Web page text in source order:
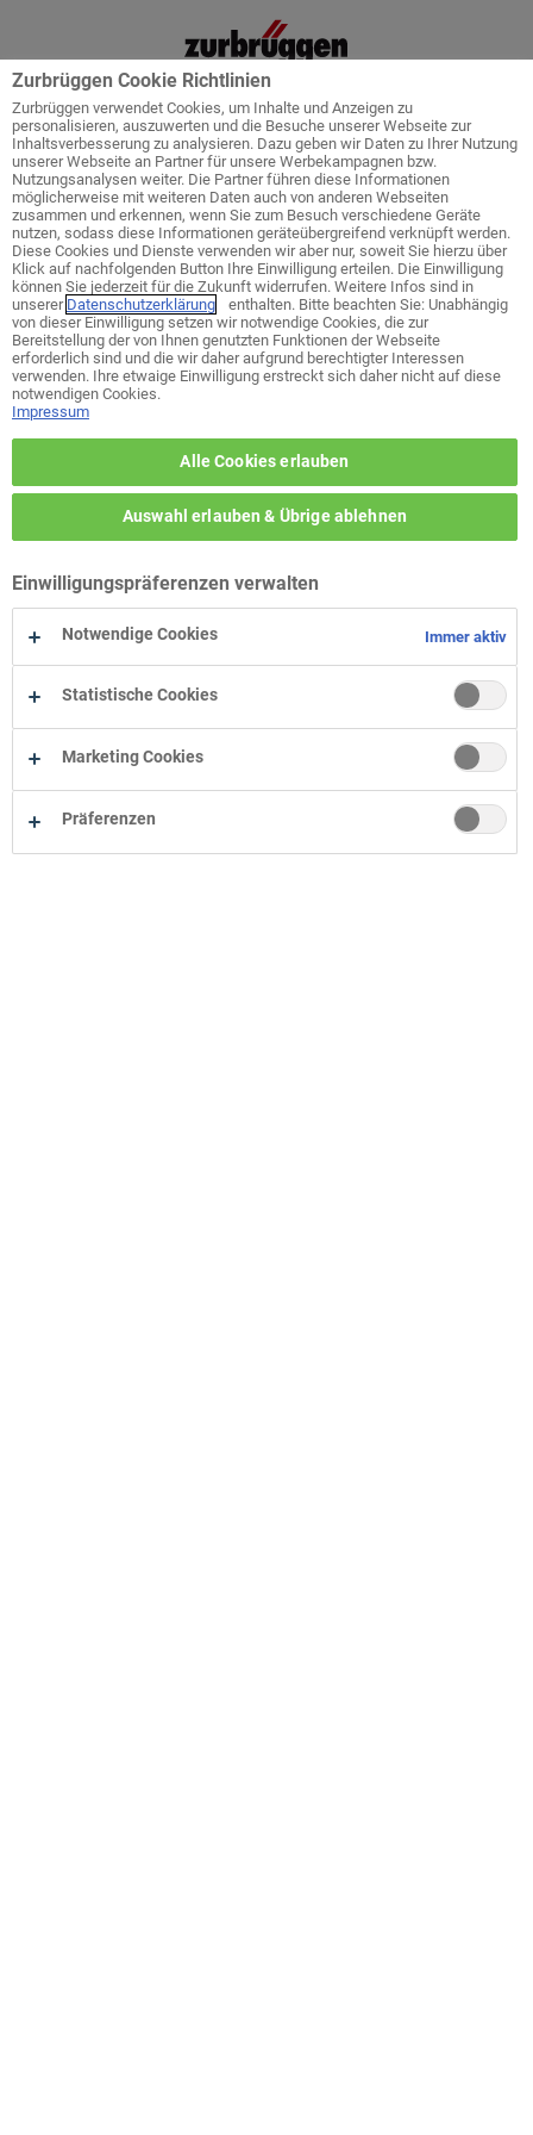
Startseite Service Küchenplanung
Welches ist ihr bevorzugtes Wohn-
Zentrum?
zurück zur Themen-Auswahl
Wohn-Zentrum Unna
Wohn-Zentrum Delmenhorst
Wohn-Zentrum Bielefeld
Wohn-Zentrum Oelde
Wohn-Zentrum Herne
Zurbrüggen Cookie Richtlinien
Zurbrüggen verwendet Cookies, um Inhalte und Anzeigen zu
personalisieren, auszuwerten und die Besuche unserer Webseite zur
Inhaltsverbesserung zu analysieren. Dazu geben wir Daten zu Ihrer Nutzung
unserer Webseite an Partner für unsere Werbekampagnen bzw.
Nutzungsanalysen weiter. Die Partner führen diese Informationen
möglicherweise mit weiteren Daten auch von anderen Webseiten
zusammen und erkennen, wenn Sie zum Besuch verschiedene Geräte
nutzen, sodass diese Informationen geräteübergreifend verknüpft werden.
Diese Cookies und Dienste verwenden wir aber nur, soweit Sie hierzu über
Klick auf nachfolgenden Button Ihre Einwilligung erteilen. Die Einwilligung
können Sie jederzeit für die Zukunft widerrufen. Weitere Infos sind in
unserer Datenschutzerklärung
enthalten. Bitte beachten Sie: Unabhängig
von dieser Einwilligung setzen wir notwendige Cookies, die zur
Bereitstellung der von Ihnen genutzten Funktionen der Webseite
erforderlich sind und die wir daher aufgrund berechtigter Interessen
verwenden. Ihre etwaige Einwilligung erstreckt sich daher nicht auf diese
notwendigen Cookies.
Impressum
Alle Cookies erlauben
Auswahl erlauben & Übrige ablehnen
Einwilligungspräferenzen verwalten
Notwendige Cookies Immer aktiv
Statistische Cookies
Marketing Cookies
Präferenzen